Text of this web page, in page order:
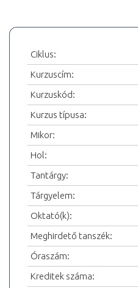
Ciklus:
Kurzuscím:
Kurzuskód:
Kurzus típusa:
Mikor:
Hol:
Tantárgy:
Tárgyelem:
Oktató(k):
Meghirdető tanszék:
Óraszám:
Kreditek száma: